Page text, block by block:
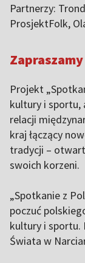
Partnerzy:
ProsjektFolk,
Projekt
kultury i sportu,
relacji
kraj łączący
tradycji –
swoich korzeni.
„Spotkanie z
poczuć
kultury i sportu.
Świata w